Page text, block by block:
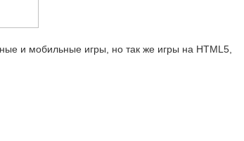
и мобильные игры, но так же игры на HTML5,